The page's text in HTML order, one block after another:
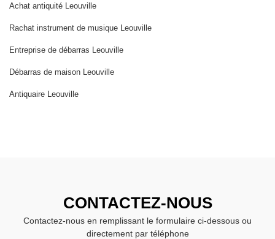
Achat antiquité Leouville
Rachat instrument de musique Leouville
Entreprise de débarras Leouville
Débarras de maison Leouville
Antiquaire Leouville
CONTACTEZ-NOUS
Contactez-nous en remplissant le formulaire ci-dessous ou
directement par téléphone